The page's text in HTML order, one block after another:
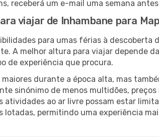
receberá um e-mail uma semana
viajar de Inhambane para
para umas férias à
A melhor altura para viajar depende
de experiência que procura.
durante a época alta, mas
sinónimo de menos multidões,
atividades ao ar livre possam estar
lotadas, permitindo uma experiência